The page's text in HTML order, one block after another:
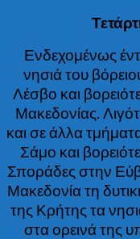
Ενδεχομένως
νησιά του
Λέσβο και
Μακεδονίας.
και σε άλλα
Σάμο και
Σποράδες στην
Μακεδονία τη
της Κρήτης τα
στα ορεινά της